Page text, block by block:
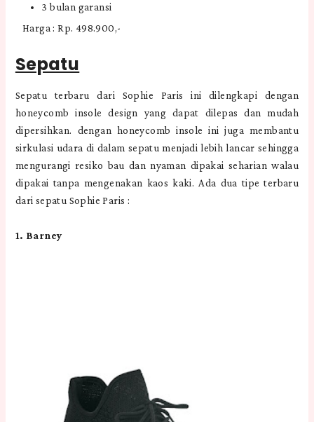
3 bulan garansi
Harga : Rp. 498.900,-
Sepatu
Sepatu terbaru dari Sophie Paris ini dilengkapi dengan
honeycomb insole design yang dapat dilepas dan mudah
dipersihkan. dengan honeycomb insole ini juga membantu
sirkulasi udara di dalam sepatu menjadi lebih lancar sehingga
mengurangi resiko bau dan nyaman dipakai seharian walau
dipakai tanpa mengenakan kaos kaki. Ada dua tipe terbaru
dari sepatu Sophie Paris :
1. Barney